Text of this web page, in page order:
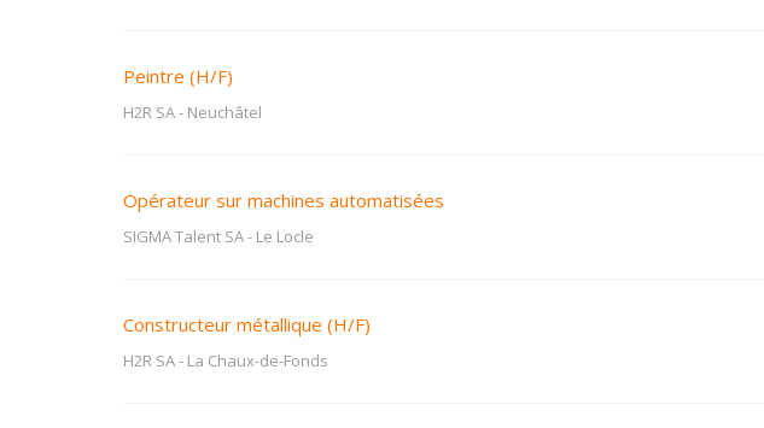
Peintre (H/F)
H2R SA- Neuchâtel
Opérateur sur machines automatisées
SIGMA Talent SA- Le Locle
Constructeur métallique (H/F)
H2R SA- La Chaux-de-Fonds